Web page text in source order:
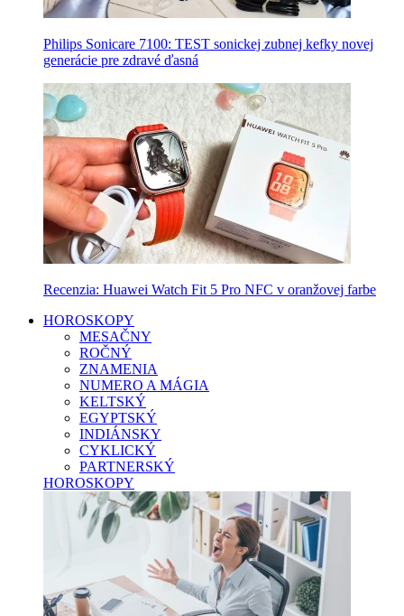
Philips Sonicare 7100: TEST sonickej zubnej kefky novej
generácie pre zdravé ďasná
Recenzia: Huawei Watch Fit 5 Pro NFC v oranžovej farbe
HOROSKOPY
MESAČNY
ROČNÝ
ZNAMENIA
NUMERO A MÁGIA
KELTSKÝ
EGYPTSKÝ
INDIÁNSKY
CYKLICKÝ
PARTNERSKÝ
HOROSKOPY